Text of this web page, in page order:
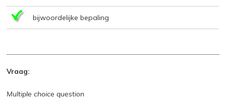
bijwoordelijke bepaling
Vraag:
Multiple choice question